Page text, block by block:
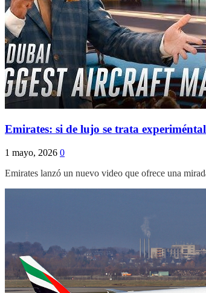
Emirates: si de lujo se trata
1 mayo, 2026 0
Emirates lanzó un nuevo video que ofrece una